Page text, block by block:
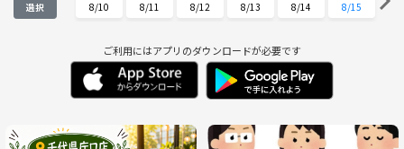
選択
8/10 8/11 8/12 8/13 8/14 8/15
8/16 8/17 8/18 8/19 8/20
土
8/22
日
8/23
火
8/25
水
8/26
8/29 8/30 8/31 9/1 9/2
ご利用にはアプリのダウンロードが必要です